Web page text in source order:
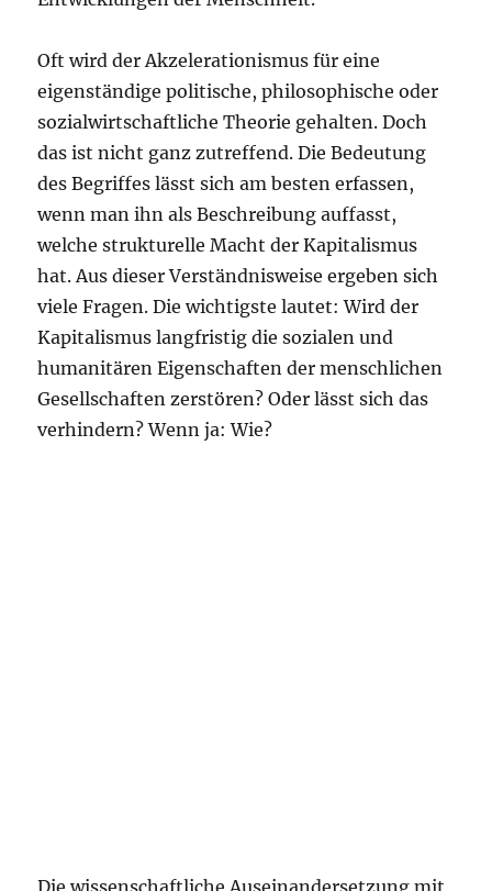
Oft wird der Akzelerationismus für eine
eigenständige politische, philosophische oder
sozialwirtschaftliche Theorie gehalten. Doch
das ist nicht ganz zutreffend. Die Bedeutung
des Begriffes lässt sich am besten erfassen,
wenn man ihn als Beschreibung auffasst,
welche strukturelle Macht der Kapitalismus
hat. Aus dieser Verständnisweise ergeben sich
viele Fragen. Die wichtigste lautet: Wird der
Kapitalismus langfristig die sozialen und
humanitären Eigenschaften der menschlichen
Gesellschaften zerstören? Oder lässt sich das
verhindern? Wenn ja: Wie?
Die wissenschaftliche Auseinandersetzung mit